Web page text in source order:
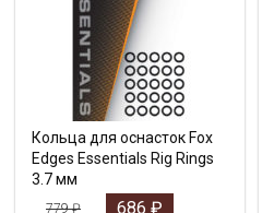
Кольца для оснасток Fox
Edges Essentials Rig Rings
3.7 мм
779₽ 686 ₽